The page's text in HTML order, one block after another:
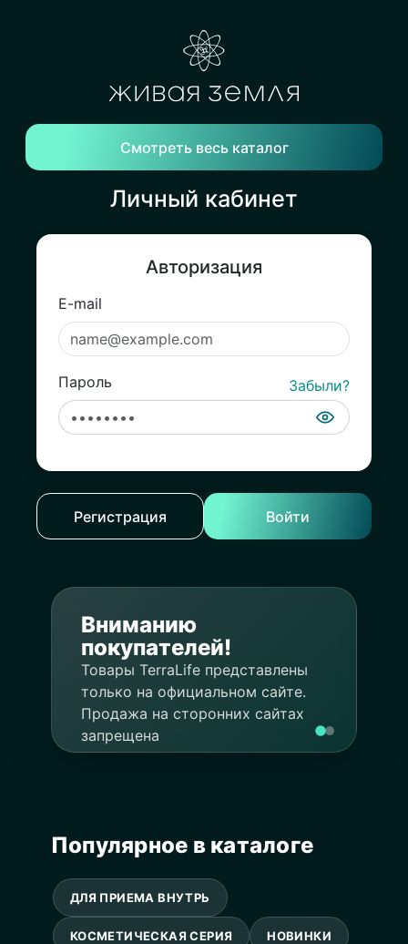
Смотреть весь каталог
Личный кабинет
Авторизация
E-mail
Пароль Забыли?
Регистрация Войти
Вниманию
покупателей!
Товары TerraLife представлены
только на официальном сайте.
Продажа на сторонних сайтах
запрещена
Покупка
акций
Система
"Статус"
Подробнее
Популярное в каталоге
ДЛЯ ПРИЕМА ВНУТРЬ
КОСМЕТИЧЕСКАЯ СЕРИЯ НОВИНКИ